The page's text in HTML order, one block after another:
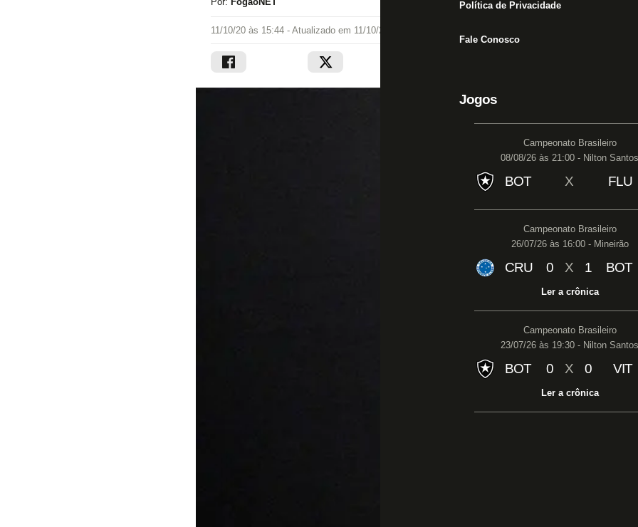
Política de Privacidade
Fale Conosco
Jogos
Campeonato Brasileiro
08/08/26 às 21:00 - Nilton Santos
BOT X FLU
Campeonato Brasileiro
26/07/26 às 16:00 - Mineirão
CRU 0 X 1 BOT
Ler a crônica
Campeonato Brasileiro
23/07/26 às 19:30 - Nilton Santos
BOT 0 X 0 VIT
Ler a crônica
11/10/20 às 15:44 - Atualizado em 11/10/20 às 15:54